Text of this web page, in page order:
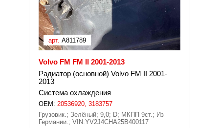
арт. A811789
Volvo FM FM II 2001-2013
Радиатор (основной) Volvo FM II 2001-
2013
Система охлаждения
OEM: 20536920, 3183757
Грузовик.; Зелёный; 9,0; D; МКПП 9ст.; Из
Германии.; VIN:YV2J4CHA25B400117